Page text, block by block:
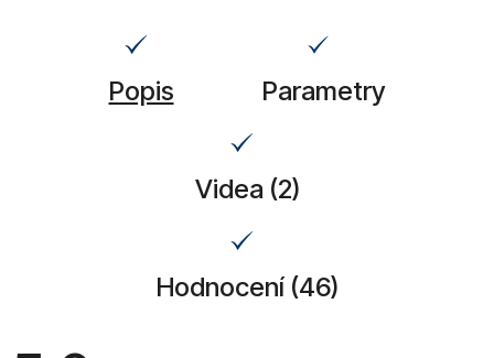
Popis Parametry
Videa (2)
Hodnocení (46)